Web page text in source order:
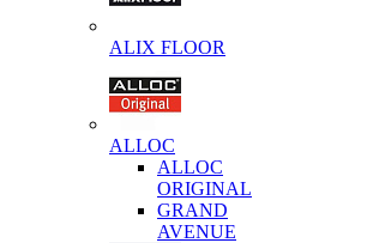
ALIX FLOOR
ALLOC
ALLOC
ORIGINAL
GRAND
AVENUE